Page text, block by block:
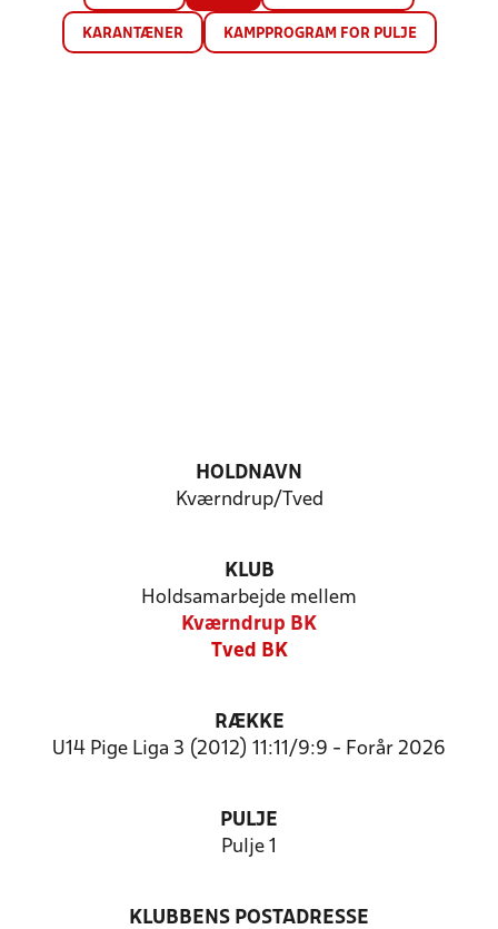
KARANTÆNER KAMPPROGRAM FOR PULJE
HOLDNAVN
Kværndrup/Tved
KLUB
Holdsamarbejde mellem
Kværndrup BK
Tved BK
RÆKKE
U14 Pige Liga 3 (2012) 11:11/9:9 - Forår 2026
PULJE
Pulje 1
KLUBBENS POSTADRESSE